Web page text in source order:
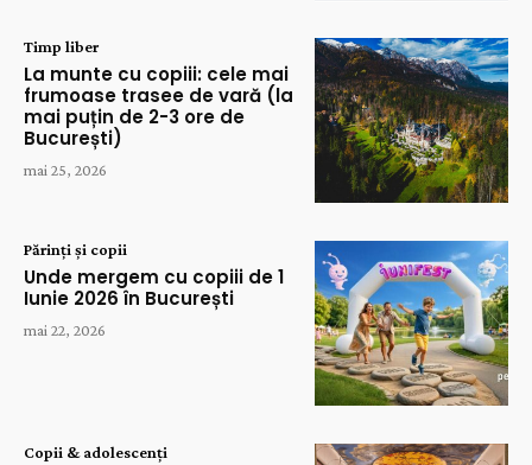
Timp liber
La munte cu copiii: cele mai
frumoase trasee de vară (la
mai puțin de 2-3 ore de
București)
mai 25, 2026
Părinți și copii
Unde mergem cu copiii de 1
Iunie 2026 în București
mai 22, 2026
Copii & adolescenți